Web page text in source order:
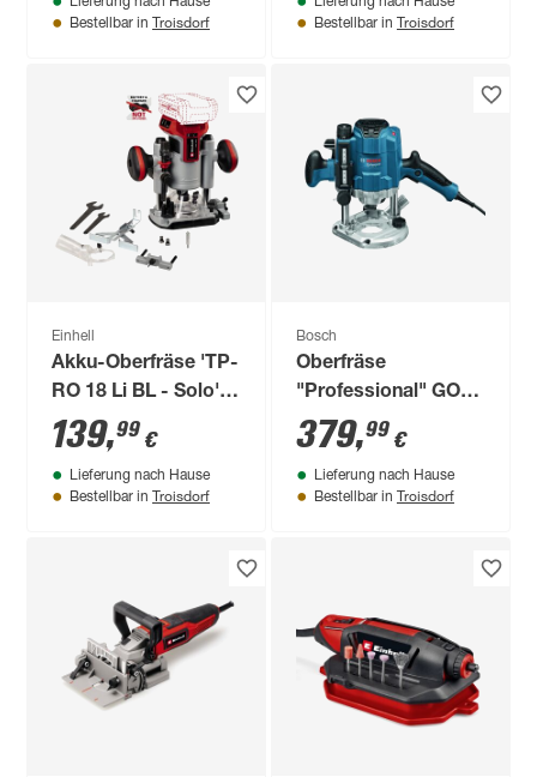
Bestellbar in Troisdorf
Bestellbar in Troisdorf
Einhell
Akku-Oberfräse 'TP-
RO 18 Li BL - Solo'
ohne Akku
139,99 €
Lieferung nach Hause
Bestellbar in Troisdorf
Bosch
Oberfräse
"Professional" GOF
1250 CE
379,99 €
Lieferung nach Hause
Bestellbar in Troisdorf